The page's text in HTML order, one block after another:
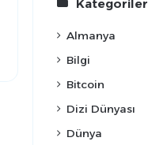
Kategoriler
Almanya
Bilgi
Bitcoin
Dizi Dünyası
Dünya